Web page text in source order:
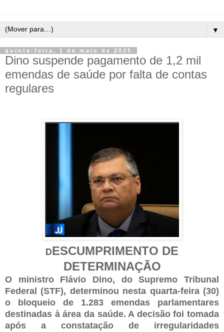
▼
quinta-feira, 1 de maio de 2025
Dino suspende pagamento de 1,2 mil
emendas de saúde por falta de contas
regulares
DESCUMPRIMENTO DE
DETERMINAÇÃO
O ministro Flávio Dino, do Supremo Tribunal
Federal (STF), determinou nesta quarta-feira (30)
o bloqueio de 1.283 emendas parlamentares
destinadas à área da saúde. A decisão foi tomada
após a constatação de irregularidades